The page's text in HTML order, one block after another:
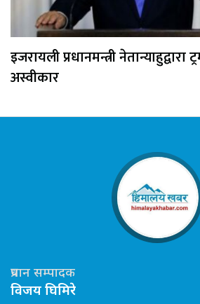
इजरायली प्रधानमन्त्री नेतान्याहुद्वारा
अस्वीकार
प्रधान सम्पादक
विजय घिमिरे